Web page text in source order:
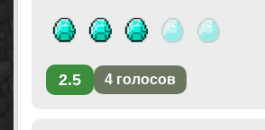
2.5 4 голосов